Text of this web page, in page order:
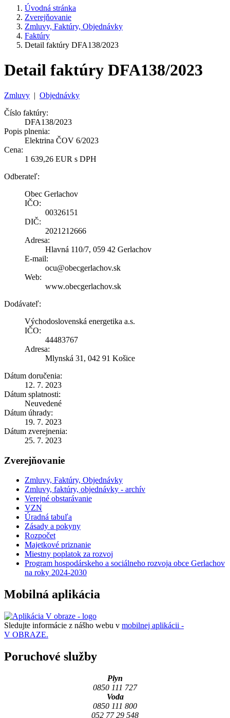
Úvodná stránka
Zverejňovanie
Zmluvy, Faktúry, Objednávky
Faktúry
Detail faktúry DFA138/2023
Detail faktúry DFA138/2023
Zmluvy | Objednávky
Číslo faktúry:
DFA138/2023
Popis plnenia:
Elektrina ČOV 6/2023
Cena:
1 639,26 EUR s DPH
Odberateľ:
Obec Gerlachov
IČO:
00326151
DIČ:
2021212666
Adresa:
Hlavná 110/7, 059 42 Gerlachov
E-mail:
ocu@obecgerlachov.sk
Web:
www.obecgerlachov.sk
Dodávateľ:
Východoslovenská energetika a.s.
IČO:
44483767
Adresa:
Mlynská 31, 042 91 Košice
Dátum doručenia:
12. 7. 2023
Dátum splatnosti:
Neuvedené
Dátum úhrady:
19. 7. 2023
Dátum zverejnenia:
25. 7. 2023
Zverejňovanie
Zmluvy, Faktúry, Objednávky
Zmluvy, faktúry, objednávky - archív
Verejné obstarávanie
VZN
Úradná tabuľa
Zásady a pokyny
Rozpočet
Majetkové priznanie
Miestny poplatok za rozvoj
Program hospodárskeho a sociálneho rozvoja obce Gerlachov
na roky 2024-2030
Mobilná aplikácia
Sledujte informácie z nášho webu v mobilnej aplikácii -
V OBRAZE.
Poruchové služby
Plyn
0850 111 727
Voda
0850 111 800
052 77 29 548